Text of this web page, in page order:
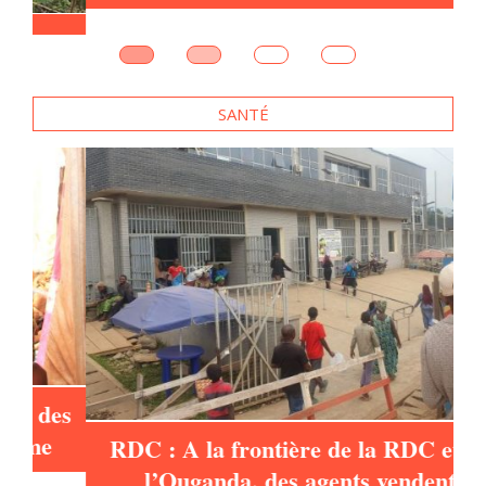
RDC : A la frontière de la RDC et de
l’Ouganda, des agents vendent